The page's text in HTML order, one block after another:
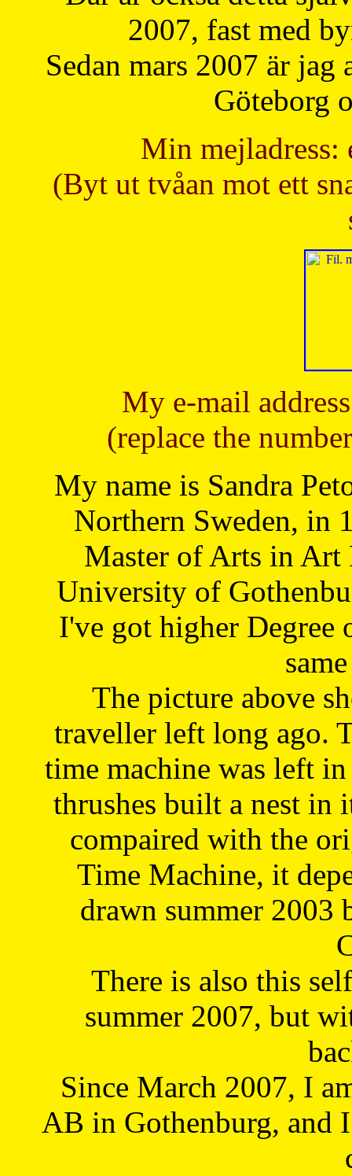
2007, fast med
Sedan mars 2007 är
Göteborg
Min mejladress:
(Byt ut tvåan mot ett
My e-mail
(replace the
My name is Sandra
Northern Sweden, in
Master of Arts in Art
University of
I've got higher Degree
The picture above
traveller left long ago.
time machine was left
thrushes built a nest in
compaired with the
Time Machine, it
drawn summer 2003
There is also this
summer 2007, but
Since March 2007, I
AB in Gothenburg, and